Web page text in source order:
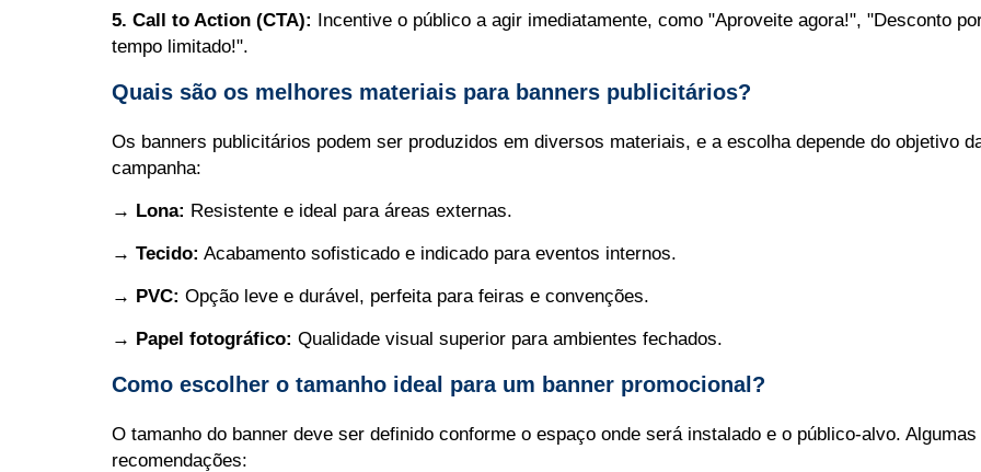
5. Call to Action (CTA): Incentive o público a agir imediatamente, como "Aproveite agora!", "Desconto
tempo limitado!".
Quais são os melhores materiais para banners publicitários?
Os banners publicitários podem ser produzidos em diversos materiais, e a escolha depende do objetivo
campanha:
→ Lona: Resistente e ideal para áreas externas.
→ Tecido: Acabamento sofisticado e indicado para eventos internos.
→ PVC: Opção leve e durável, perfeita para feiras e convenções.
→ Papel fotográfico: Qualidade visual superior para ambientes fechados.
Como escolher o tamanho ideal para um banner promocional?
O tamanho do banner deve ser definido conforme o espaço onde será instalado e o público-alvo. Algumas
recomendações: